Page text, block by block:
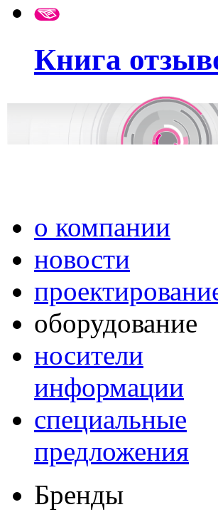
Книга
о компании
новости
оборудование
носители
информации
специальные
предложения
Бренды